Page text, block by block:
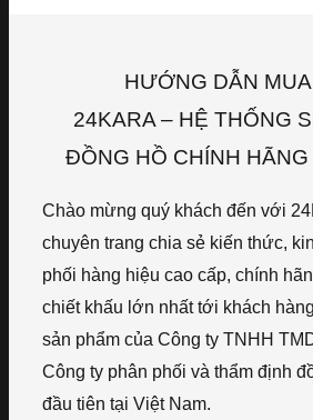
HƯỚNG DẪN
24KARA – HỆ THỐNG
ĐỒNG HỒ CHÍNH
Chào mừng quý khách đến với
chuyên trang chia sẻ kiến thức,
phối hàng hiệu cao cấp, chính
chiết khấu lớn nhất tới khách
sản phẩm của Công ty TNHH
Công ty phân phối và thẩm định
đầu tiên tại Việt Nam.